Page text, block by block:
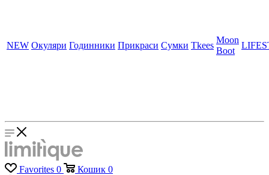
NEW Окуляри Годинники Прикраси Сумки Tkees
Moon
Boot
Favorites 0 Кошик 0